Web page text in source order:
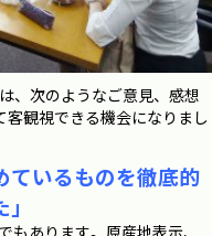
、次のようなご意見、感想
観視できる機会になりまし
ているものを徹底的